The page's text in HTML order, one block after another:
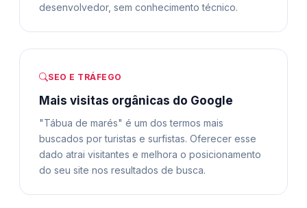
desenvolvedor, sem conhecimento técnico.
SEO E TRÁFEGO
Mais visitas orgânicas do Google
"Tábua de marés" é um dos termos mais
buscados por turistas e surfistas. Oferecer esse
dado atrai visitantes e melhora o posicionamento
do seu site nos resultados de busca.